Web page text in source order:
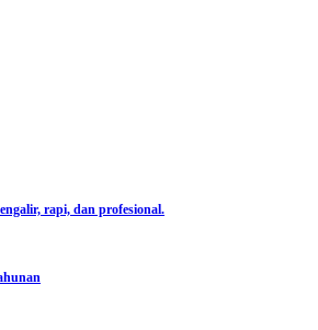
rapi, dan profesional.